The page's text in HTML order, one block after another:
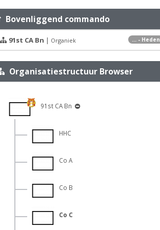
Bovenliggend commando
... - Heden
91st CA Bn | Organiek
Organisatiestructuur Browser
91st CA Bn
HHC
Co A
Co B
Co C